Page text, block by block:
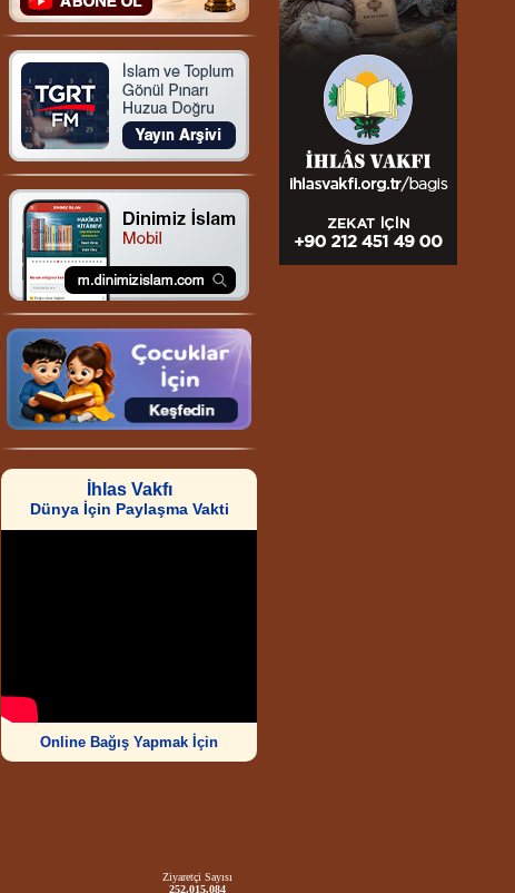
İhlas Vakfı
Dünya İçin Paylaşma Vakti
Online Bağış Yapmak İçin
Ziyaretçi Sayısı
252.015.084